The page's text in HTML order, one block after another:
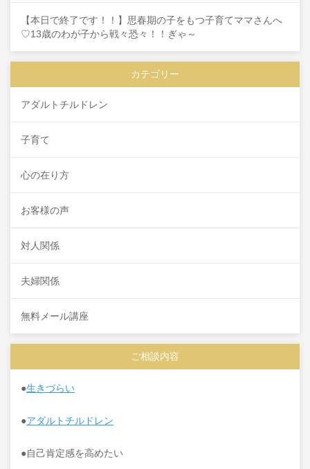
【本日で終了です！！】思春期の子をもつ子育てママさんへ
♡13歳のわが子から戦々恐々！！ぎゃ～
カテゴリー
アダルトチルドレン
子育て
心の在り方
お客様の声
対人関係
夫婦関係
無料メール講座
ご相談内容
●生きづらい
●アダルトチルドレン
●自己肯定感を高めたい